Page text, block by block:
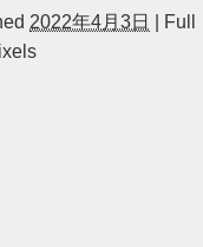
2022年4月3日
Full